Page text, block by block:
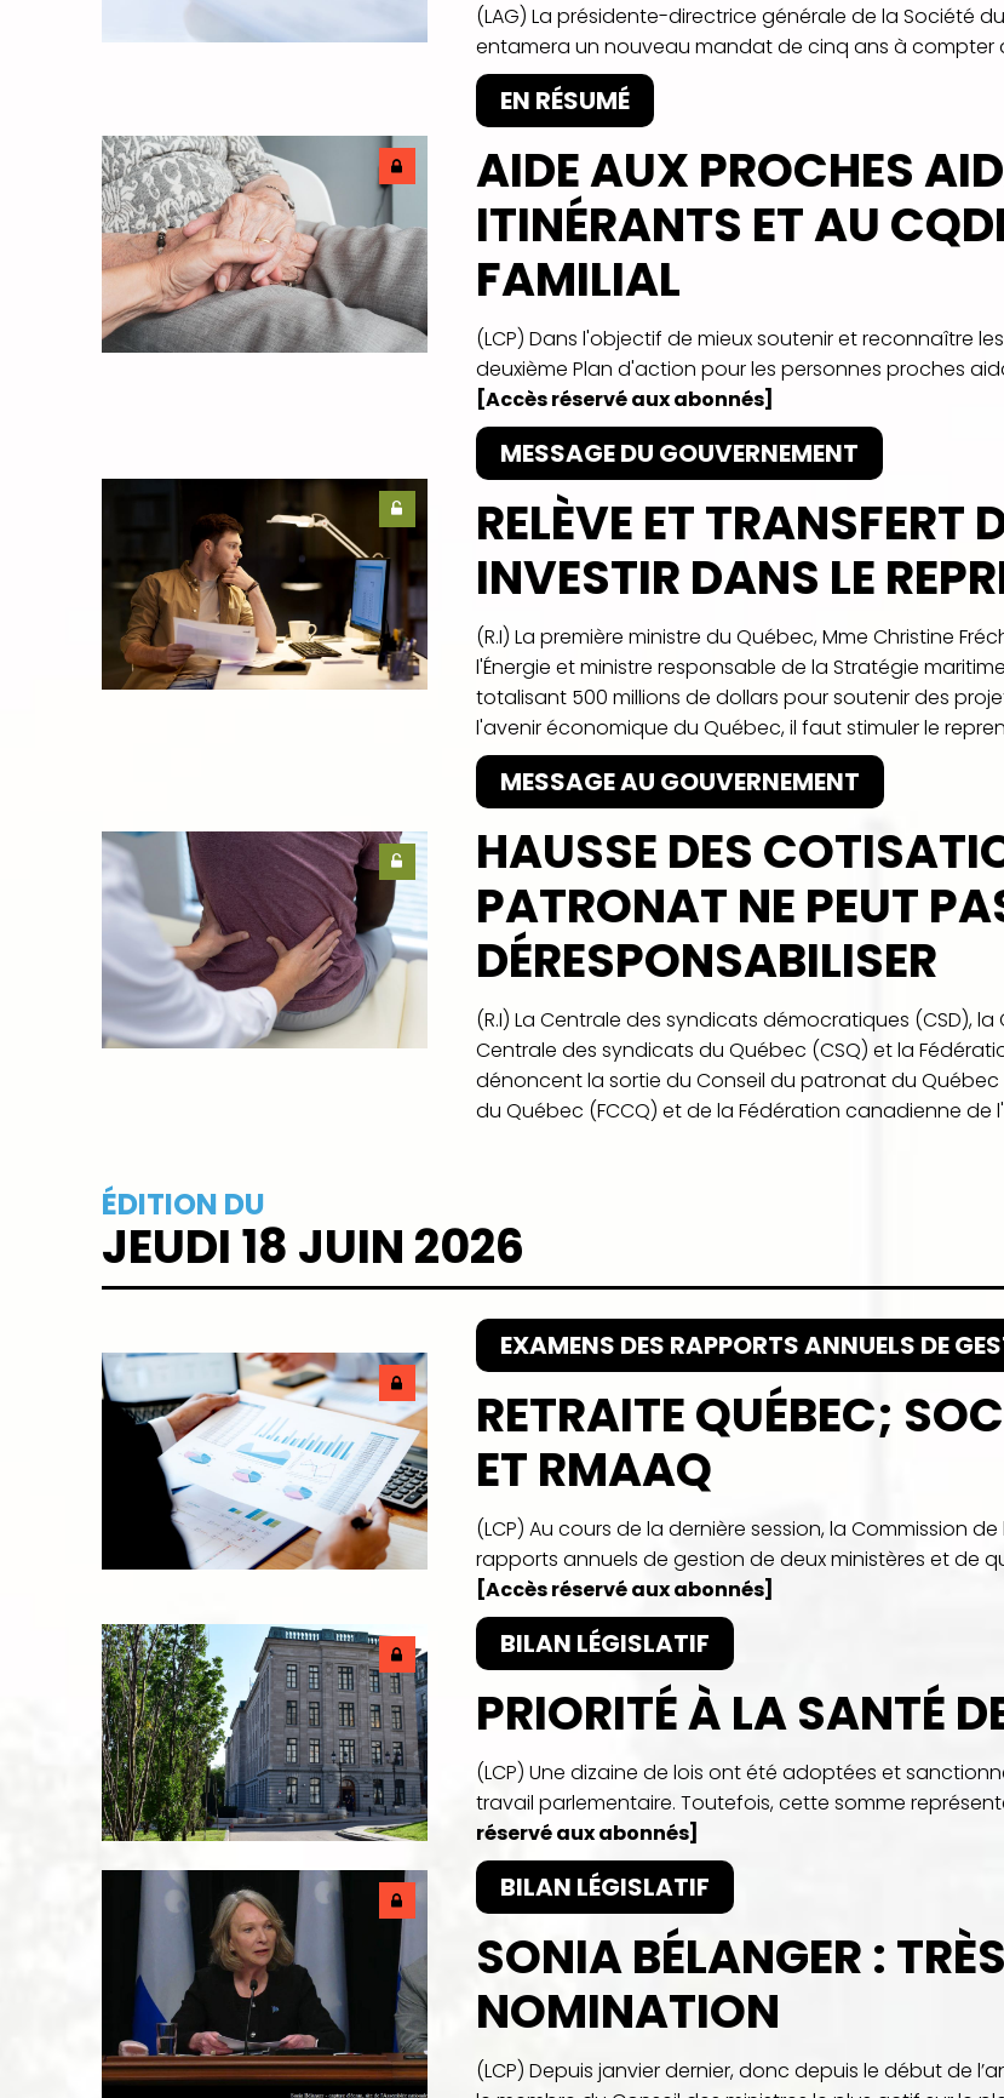
(LAG) La présidente-directrice générale de la Société
entamera un nouveau mandat de cinq ans à compter
EN RÉSUMÉ
AIDE AUX PROCHES
ITINÉRANTS ET AU
FAMILIAL
(LCP) Dans l'objectif de mieux soutenir et reconnaître
deuxième Plan d'action pour les personnes proches
[Accès réservé aux abonnés]
MESSAGE DU GOUVERNEMENT
RELÈVE ET TRANSFERT
INVESTIR DANS LE
(R.I) La première ministre du Québec, Mme Christine
l'Énergie et ministre responsable de la Stratégie
totalisant 500 millions de dollars pour soutenir des
l'avenir économique du Québec, il faut stimuler le
MESSAGE AU GOUVERNEMENT
HAUSSE DES
PATRONAT NE PEUT
DÉRESPONSABILISER
(R.I) La Centrale des syndicats démocratiques (CSD),
Centrale des syndicats du Québec (CSQ) et la
dénoncent la sortie du Conseil du patronat du
du Québec (FCCQ) et de la Fédération canadienne de
ÉDITION DU
JEUDI 18 JUIN 2026
EXAMENS DES RAPPORTS ANNUELS DE
RETRAITE QUÉBEC;
ET RMAAQ
(LCP) Au cours de la dernière session, la Commission
rapports annuels de gestion de deux ministères et de
[Accès réservé aux abonnés]
BILAN LÉGISLATIF
PRIORITÉ À LA SANTÉ
(LCP) Une dizaine de lois ont été adoptées et
travail parlementaire. Toutefois, cette somme
réservé aux abonnés]
BILAN LÉGISLATIF
SONIA BÉLANGER :
NOMINATION
(LCP) Depuis janvier dernier, donc depuis le début de